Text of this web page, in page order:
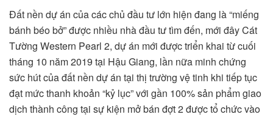
Đất nền dự án của các chủ đầu tư lớn hiện đang là “miếng
bánh béo bở” được nhiều nhà đầu tư tìm đến, mới đây Cát
Tường Western Pearl 2, dự án mới được triển khai từ cuối
tháng 10 năm 2019 tại Hậu Giang, lần nữa minh chứng
sức hút của đất nền dự án tại thị trường vệ tinh khi tiếp tục
đạt mức thanh khoản “kỷ lục” với gần 100% sản phẩm giao
dịch thành công tại sự kiện mở bán đợt 2 được tổ chức vào